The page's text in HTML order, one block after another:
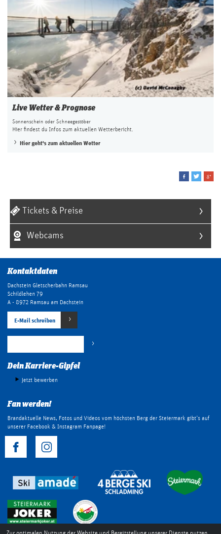
Live Wetter & Prognose
Sonnenschein oder Schneegestöber
Hier findest du Infos zum aktuellen Wetterbericht.
Hier geht's zum aktuellen Wetter
Tickets & Preise
Webcams
Kontaktdaten
Dachstein Gletscherbahn Ramsau
Schildlehen 79
A - 8972 Ramsau am Dachstein
E-Mail schreiben
Dein Karriere-Gipfel
Jetzt bewerben
Fan werden!
Brandaktuelle News, Fotos und Videos vom höchsten Berg der Steiermark gibt's auf
unserer Facebook & Instagram Fanpage!